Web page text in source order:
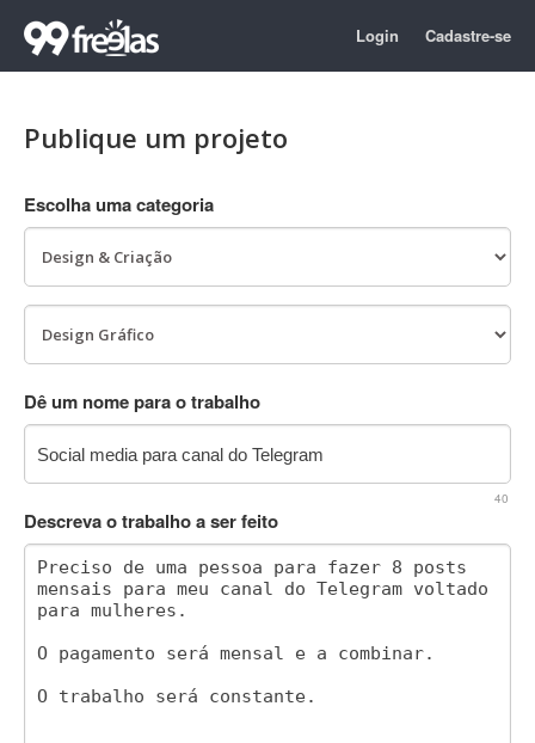
Login Cadastre-se
Publique um projeto
Escolha uma categoria
Dê um nome para o trabalho
40
Descreva o trabalho a ser feito